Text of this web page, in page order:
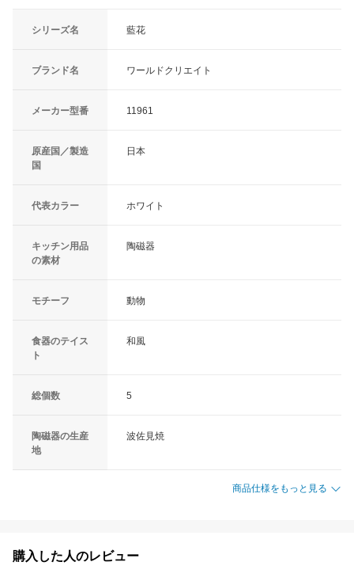
シリーズ名 藍花
ブランド名 ワールドクリエイト
メーカー型番 11961
原産国／製造
国
日本
代表カラー ホワイト
キッチン用品
の素材
陶磁器
モチーフ 動物
食器のテイス
ト
和風
総個数 5
陶磁器の生産
地
波佐見焼
商品仕様をもっと見る
購入した人のレビュー